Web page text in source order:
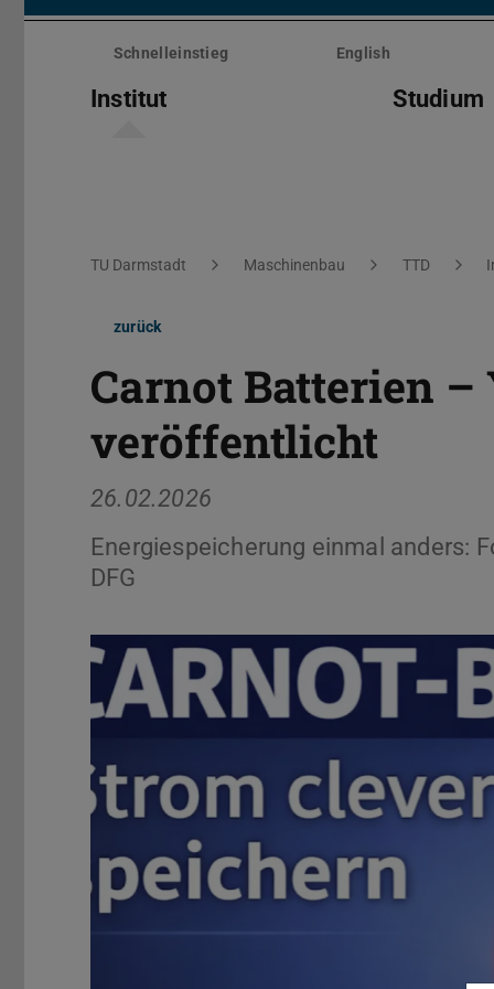
Menü
überspringenSchnelleinstieg English
Institut Studium
Sie befinden sich hier:
TU Darmstadt Maschinenbau TTD
zurück
Carnot Batterien –
veröffentlicht
26.02.2026
Energiespeicherung einmal anders:
DFG